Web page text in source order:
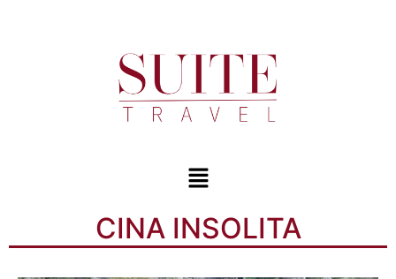
CINA INSOLITA